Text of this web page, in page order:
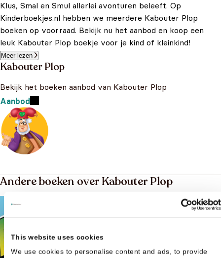
This website uses cookies
We use cookies to personalise content and ads, to provide
Klus, Smal en Smul allerlei avonturen beleeft. Op
Kinderboekjes.nl hebben we meerdere Kabouter Plop
boeken op voorraad. Bekijk nu het aanbod en koop een
leuk Kabouter Plop boekje voor je kind of kleinkind!
Meer lezen
Kabouter Plop
Bekijk het boeken aanbod van Kabouter Plop
Aanbod
Andere boeken over Kabouter Plop